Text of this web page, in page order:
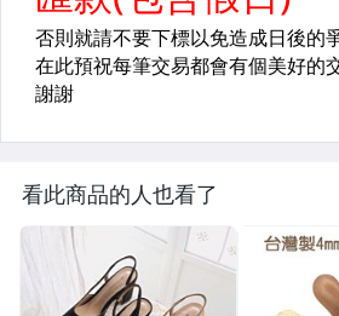
看此商品的人也看了